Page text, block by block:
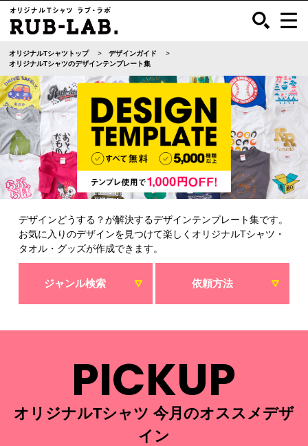
オリジナルTシャツトップ
デザインガイド
オリジナルTシャツのデザインテンプレート集
デザインどうする？が解決するデザインテンプレート集です。
お気に入りのデザインを見つけて楽しくオリジナルTシャツ・
タオル・グッズが作成できます。
ジャンル検索 依頼方法
PICKUP
オリジナルTシャツ 今月のオススメデザ
イン